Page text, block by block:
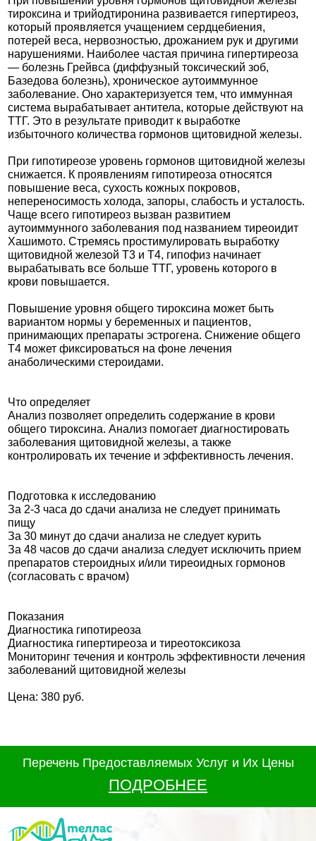
тироксина и трийодтиронина развивается гипертиреоз,
который проявляется учащением сердцебиения,
потерей веса, нервозностью, дрожанием рук и другими
нарушениями. Наиболее частая причина гипертиреоза
— болезнь Грейвса (диффузный токсический зоб,
Базедова болезнь), хроническое аутоиммунное
заболевание. Оно характеризуется тем, что иммунная
система вырабатывает антитела, которые действуют на
ТТГ. Это в результате приводит к выработке
избыточного количества гормонов щитовидной железы.
При гипотиреозе уровень гормонов щитовидной железы
снижается. К проявлениям гипотиреоза относятся
повышение веса, сухость кожных покровов,
непереносимость холода, запоры, слабость и усталость.
Чаще всего гипотиреоз вызван развитием
аутоиммунного заболевания под названием тиреоидит
Хашимото. Стремясь простимулировать выработку
щитовидной железой Т3 и Т4, гипофиз начинает
вырабатывать все больше ТТГ, уровень которого в
крови повышается.
Повышение уровня общего тироксина может быть
вариантом нормы у беременных и пациентов,
принимающих препараты эстрогена. Снижение общего
Т4 может фиксироваться на фоне лечения
анаболическими стероидами.
Что определяет
Анализ позволяет определить содержание в крови
общего тироксина. Анализ помогает диагностировать
заболевания щитовидной железы, а также
контролировать их течение и эффективность лечения.
Подготовка к исследованию
За 2-3 часа до сдачи анализа не следует принимать
пищу
За 30 минут до сдачи анализа не следует курить
За 48 часов до сдачи анализа следует исключить прием
препаратов стероидных и/или тиреоидных гормонов
(согласовать с врачом)
Показания
Диагностика гипотиреоза
Диагностика гипертиреоза и тиреотоксикоза
Мониторинг течения и контроль эффективности лечения
заболеваний щитовидной железы
Цена: 380 руб.
Перечень Предоставляемых Услуг и Их Цены
ПОДРОБНЕЕ